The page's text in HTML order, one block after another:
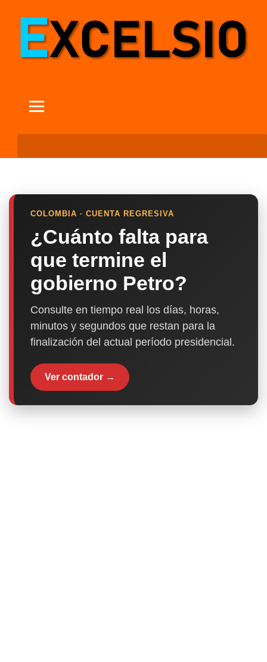
COLOMBIA · CUENTA REGRESIVA
¿Cuánto falta para
que termine el
gobierno Petro?
Consulte en tiempo real los días, horas,
minutos y segundos que restan para la
finalización del actual período presidencial.
Ver contador →